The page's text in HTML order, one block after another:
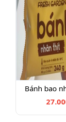
Bánh bao